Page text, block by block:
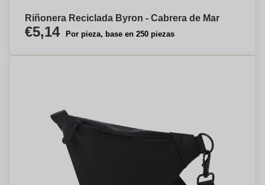
Riñonera Reciclada Byron - Cabrera de Mar
€5,14 Por pieza, base en 250 piezas